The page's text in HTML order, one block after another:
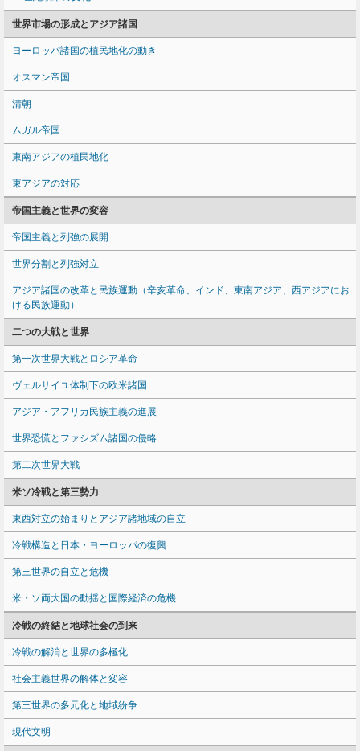
世界市場の形成とアジア諸国
ヨーロッパ諸国の植民地化の動き
オスマン帝国
清朝
ムガル帝国
東南アジアの植民地化
東アジアの対応
帝国主義と世界の変容
帝国主義と列強の展開
世界分割と列強対立
アジア諸国の改革と民族運動（辛亥革命、インド、東南アジア、西アジアにお
ける民族運動）
二つの大戦と世界
第一次世界大戦とロシア革命
ヴェルサイユ体制下の欧米諸国
アジア・アフリカ民族主義の進展
世界恐慌とファシズム諸国の侵略
第二次世界大戦
米ソ冷戦と第三勢力
東西対立の始まりとアジア諸地域の自立
冷戦構造と日本・ヨーロッパの復興
第三世界の自立と危機
米・ソ両大国の動揺と国際経済の危機
冷戦の終結と地球社会の到来
冷戦の解消と世界の多極化
社会主義世界の解体と変容
第三世界の多元化と地域紛争
現代文明